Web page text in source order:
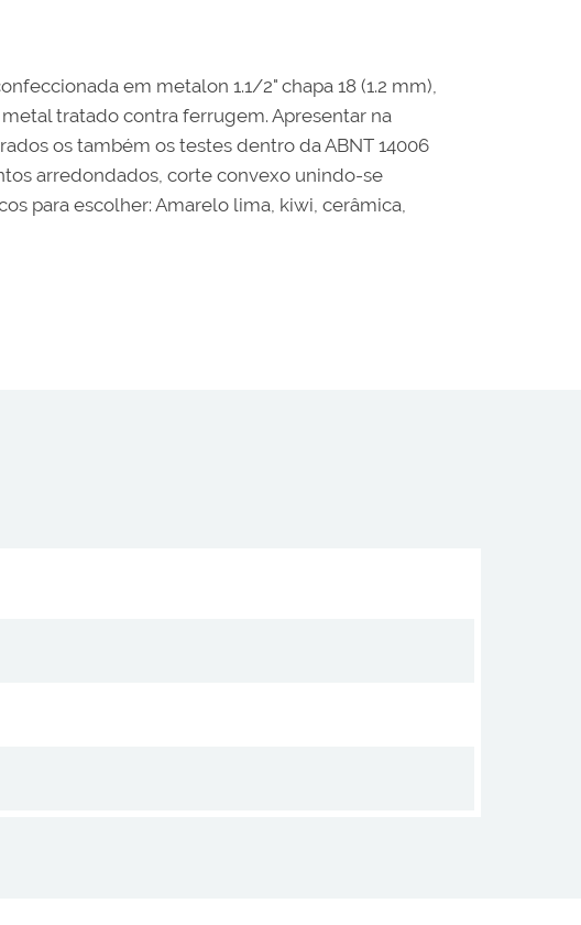
em metalon 1.1/2" chapa 18 (1.2 mm),
tratado contra ferrugem. Apresentar na
os também os testes dentro da ABNT 14006
arredondados, corte convexo unindo-se
para escolher: Amarelo lima, kiwi, cerâmica,